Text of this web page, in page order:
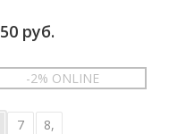
руб.
-2% ONLINE
7 8,